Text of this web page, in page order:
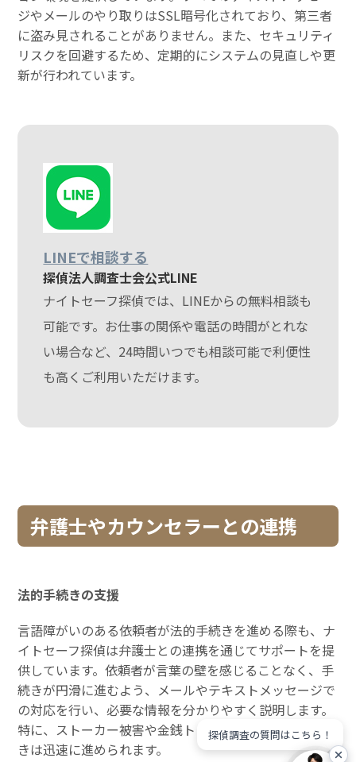
ジやメールのやり取りはSSL暗号化されており、第三者
に盗み見されることがありません。また、セキュリティ
リスクを回避するため、定期的にシステムの見直しや更
新が行われています。
LINEで相談する
探偵法人調査士会公式LINE
ナイトセーフ探偵では、LINEからの無料相談も
可能です。お仕事の関係や電話の時間がとれな
い場合など、24時間いつでも相談可能で利便性
も高くご利用いただけます。
弁護士やカウンセラーとの連携
法的手続きの支援
言語障がいのある依頼者が法的手続きを進める際も、ナ
イトセーフ探偵は弁護士との連携を通じてサポートを提
供しています。依頼者が言葉の壁を感じることなく、手
続きが円滑に進むよう、メールやテキストメッセージで
の対応を行い、必要な情報を分かりやすく説明します。
特に、ストーカー被害や金銭トラブルに関する法的手続
きは迅速に進められます。
探偵調査の質問はこちら！